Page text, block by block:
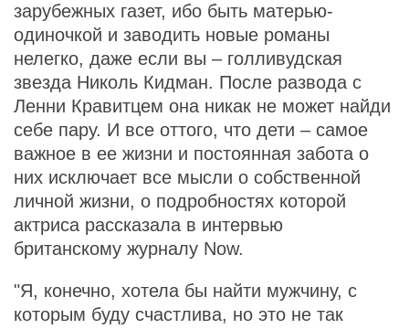
зарубежных газет, ибо быть матерью-
одиночкой и заводить новые романы
нелегко, даже если вы – голливудская
звезда Николь Кидман. После развода с
Ленни Кравитцем она никак не может найди
себе пару. И все оттого, что дети – самое
важное в ее жизни и постоянная забота о
них исключает все мысли о собственной
личной жизни, о подробностях которой
актриса рассказала в интервью
британскому журналу Now.
"Я, конечно, хотела бы найти мужчину, с
которым буду счастлива, но это не так